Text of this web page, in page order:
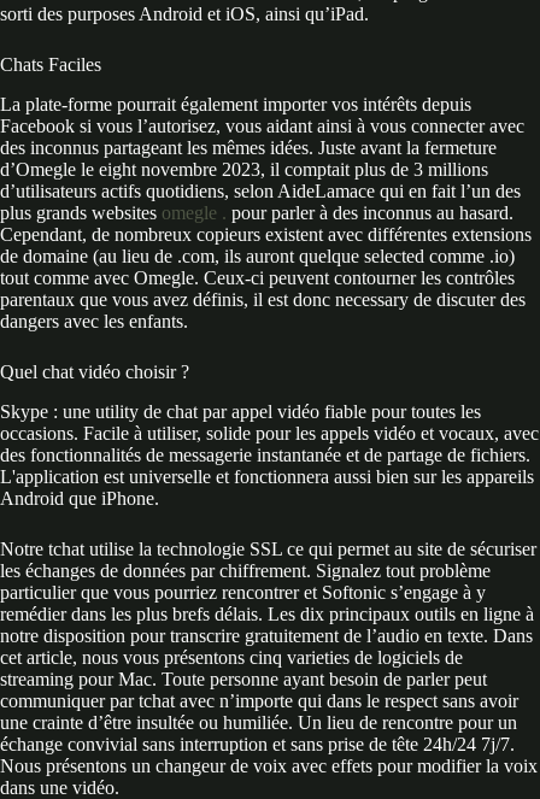
sorti des purposes Android et iOS, ainsi qu’iPad.
Chats Faciles
La plate-forme pourrait également importer vos intérêts depuis
Facebook si vous l’autorisez, vous aidant ainsi à vous connecter avec
des inconnus partageant les mêmes idées. Juste avant la fermeture
d’Omegle le eight novembre 2023, il comptait plus de 3 millions
d’utilisateurs actifs quotidiens, selon AideLamace qui en fait l’un des
plus grands websites omegle . pour parler à des inconnus au hasard.
Cependant, de nombreux copieurs existent avec différentes extensions
de domaine (au lieu de .com, ils auront quelque selected comme .io)
tout comme avec Omegle. Ceux-ci peuvent contourner les contrôles
parentaux que vous avez définis, il est donc necessary de discuter des
dangers avec les enfants.
Quel chat vidéo choisir ?
Skype : une utility de chat par appel vidéo fiable pour toutes les
occasions. Facile à utiliser, solide pour les appels vidéo et vocaux, avec
des fonctionnalités de messagerie instantanée et de partage de fichiers.
L'application est universelle et fonctionnera aussi bien sur les appareils
Android que iPhone.
Notre tchat utilise la technologie SSL ce qui permet au site de sécuriser
les échanges de données par chiffrement. Signalez tout problème
particulier que vous pourriez rencontrer et Softonic s’engage à y
remédier dans les plus brefs délais. Les dix principaux outils en ligne à
notre disposition pour transcrire gratuitement de l’audio en texte. Dans
cet article, nous vous présentons cinq varieties de logiciels de
streaming pour Mac. Toute personne ayant besoin de parler peut
communiquer par tchat avec n’importe qui dans le respect sans avoir
une crainte d’être insultée ou humiliée. Un lieu de rencontre pour un
échange convivial sans interruption et sans prise de tête 24h/24 7j/7.
Nous présentons un changeur de voix avec effets pour modifier la voix
dans une vidéo.